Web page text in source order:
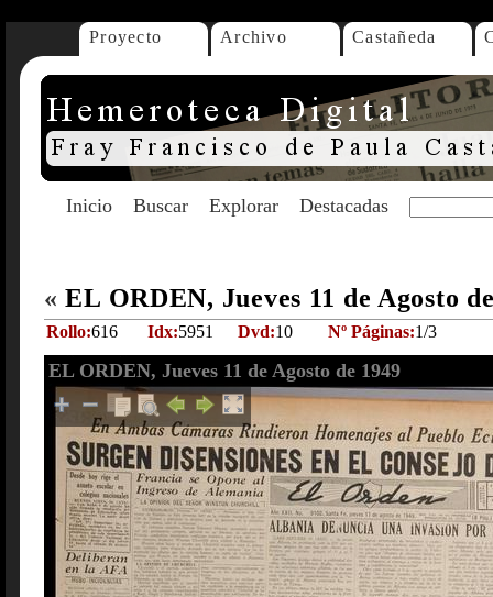
Proyecto Archivo Castañeda
Inicio Buscar Explorar Destacadas
« EL ORDEN, Jueves 11 de Agosto
Rollo:616 Idx:5951 Dvd:10 Nº Páginas:1/3
EL ORDEN, Jueves 11 de Agosto de 1949